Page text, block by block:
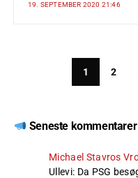
19. SEPTEMBER 2020 21:46
1 2
Seneste kommentarer
Michael Stavros
Ullevi: Da PSG